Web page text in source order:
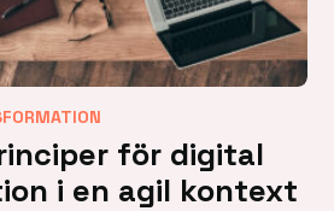
för digital
i en agil kontext